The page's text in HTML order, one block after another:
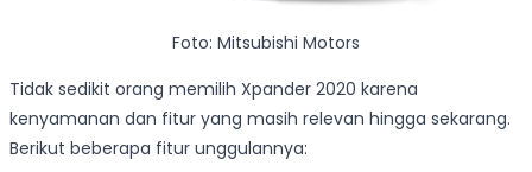
Foto: Mitsubishi Motors
Tidak sedikit orang memilih Xpander 2020 karena
kenyamanan dan fitur yang masih relevan hingga sekarang.
Berikut beberapa fitur unggulannya: